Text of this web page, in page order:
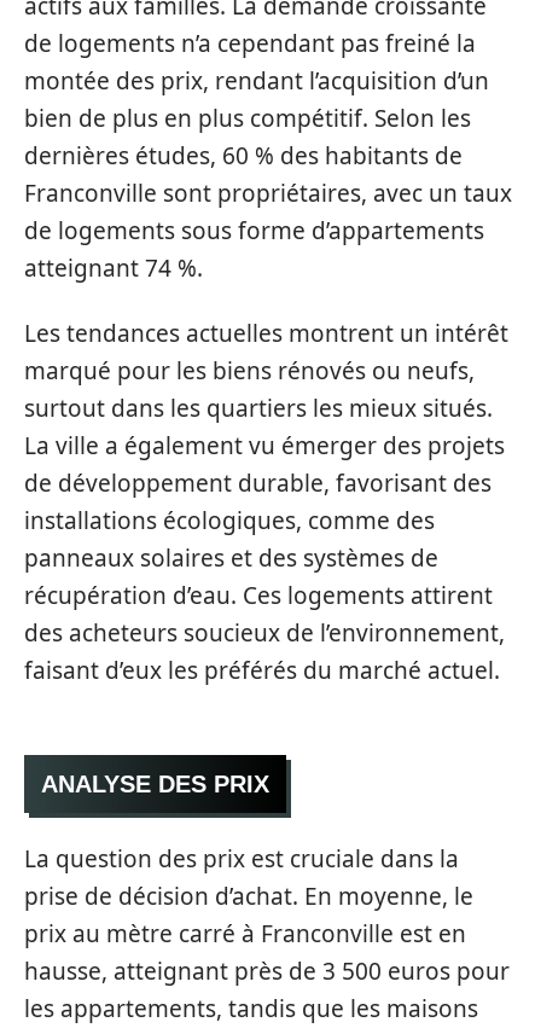
de logements n’a cependant pas freiné la
montée des prix, rendant l’acquisition d’un
bien de plus en plus compétitif. Selon les
dernières études, 60 % des habitants de
Franconville sont propriétaires, avec un taux
de logements sous forme d’appartements
atteignant 74 %.
Les tendances actuelles montrent un intérêt
marqué pour les biens rénovés ou neufs,
surtout dans les quartiers les mieux situés.
La ville a également vu émerger des projets
de développement durable, favorisant des
installations écologiques, comme des
panneaux solaires et des systèmes de
récupération d’eau. Ces logements attirent
des acheteurs soucieux de l’environnement,
faisant d’eux les préférés du marché actuel.
ANALYSE DES PRIX
La question des prix est cruciale dans la
prise de décision d’achat. En moyenne, le
prix au mètre carré à Franconville est en
hausse, atteignant près de 3 500 euros pour
les appartements, tandis que les maisons